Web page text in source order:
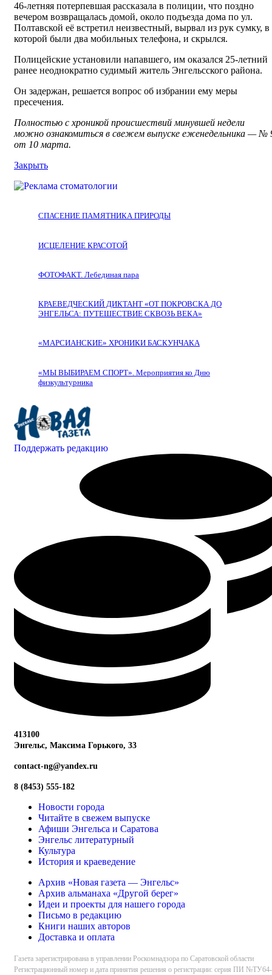
46-летняя потерпевшая рассказала в полиции, что поздно
вечером возвращалась домой, около подъезда дома по ул.
Полтавской её встретил неизвестный, вырвал из рук сумку, в
которой были два мобильных телефона, и скрылся.
Полицейские установили напавшего, им оказался 25-летний
ранее неоднократно судимый житель Энгельсского района.
Он задержан, решается вопрос об избрании ему меры
пресечения.
Полностью с хроникой происшествий минувшей недели
можно ознакомиться в свежем выпуске еженедельника — №
от 10 марта.
Закрыть
СПАСЕНИЕ ПАМЯТНИКА ПРИРОДЫ
ИСЦЕЛЕНИЕ КРАСОТОЙ
ФОТОФАКТ. Лебединая пара
КРАЕВЕДЧЕСКИЙ ДИКТАНТ «ОТ ПОКРОВСКА ДО
ЭНГЕЛЬСА: ПУТЕШЕСТВИЕ СКВОЗЬ ВЕКА»
«МАРСИАНСКИЕ» ХРОНИКИ БАСКУНЧАКА
«МЫ ВЫБИРАЕМ СПОРТ». Мероприятия ко Дню
физкультурника
Поддержать редакцию
413100
Энгельс, Максима Горького, 33
contact-ng@yandex.ru
8 (8453) 555-182
Новости города
Читайте в свежем выпуске
Афиши Энгельса и Саратова
Энгельс литературный
Культура
История и краеведение
Архив «Новая газета — Энгельс»
Архив альманаха «Другой берег»
Идеи и проекты для нашего города
Письмо в редакцию
Книги наших авторов
Доставка и оплата
Газета зарегистрирована в управлении Роскомнадзора по Саратовской области
Регистрационный номер и дата принятия решения о регистрации: серия ПИ №ТУ64-